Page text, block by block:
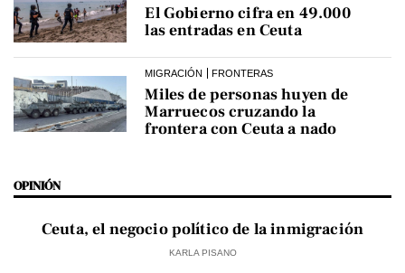
El Gobierno cifra en 49.000
las entradas en Ceuta
MIGRACIÓN FRONTERAS
Miles de personas huyen de
Marruecos cruzando la
frontera con Ceuta a nado
OPINIÓN
Ceuta, el negocio político de la inmigración
KARLA PISANO